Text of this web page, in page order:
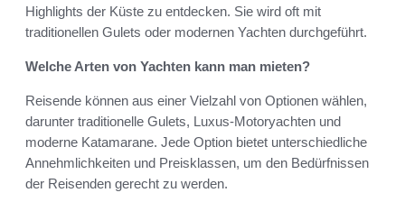
Highlights der Küste zu entdecken. Sie wird oft mit
traditionellen Gulets oder modernen Yachten durchgeführt.
Welche Arten von Yachten kann man mieten?
Reisende können aus einer Vielzahl von Optionen wählen,
darunter traditionelle Gulets, Luxus-Motoryachten und
moderne Katamarane. Jede Option bietet unterschiedliche
Annehmlichkeiten und Preisklassen, um den Bedürfnissen
der Reisenden gerecht zu werden.